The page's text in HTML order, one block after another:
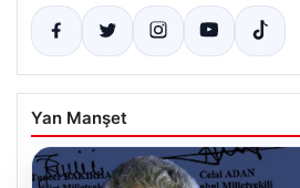
Yan Manşet